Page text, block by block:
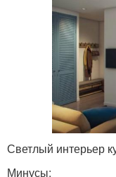
Светлый интерьер
Минусы: